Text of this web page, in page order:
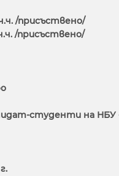
/присъствено/
/присъствено/
студенти на НБУ -